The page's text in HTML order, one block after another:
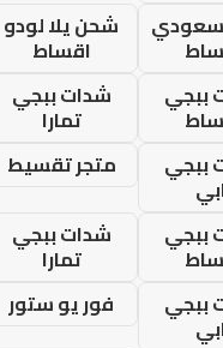
سعودي
شحن يلا لودو
اقساط
ببجي
شدات ببجي
تمارا
ببجي
متجر تقسيط
ببجي
شدات ببجي
تمارا
ببجي
فور يو ستور